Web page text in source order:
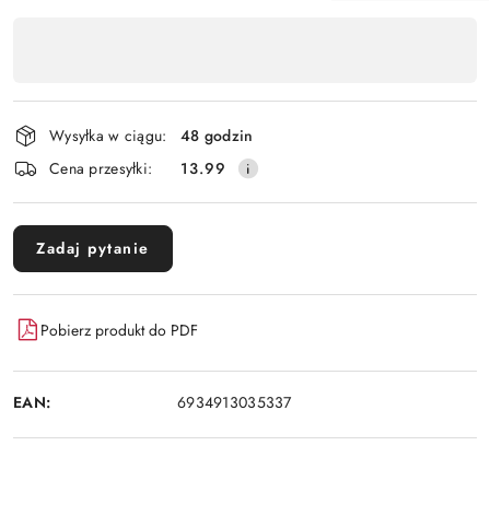
płatność
i
dostawa
Wysyłka w ciągu:
48 godzin
Cena przesyłki:
13.99
Zadaj pytanie
Pobierz produkt do PDF
EAN: 6934913035337